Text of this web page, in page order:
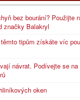
bez bourání? Použijte
značky Balakryl
tipům získáte víc
návrat. Podívejte se na
oken